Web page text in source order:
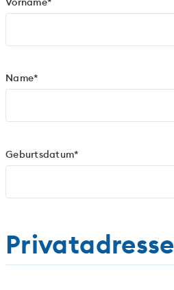
Name*
Geburtsdatum*
Privatadresse